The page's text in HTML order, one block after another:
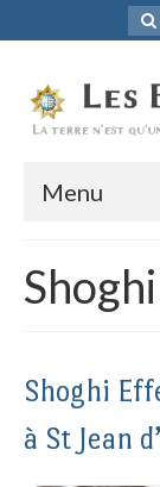
:
Menu
La Foi Baha’ie
Être Baha’i
Un
Shoghi
à St Jean